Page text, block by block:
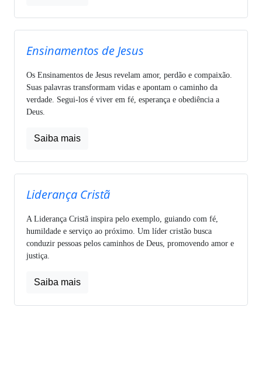
Ensinamentos de Jesus
Os Ensinamentos de Jesus revelam amor, perdão e compaixão.
Suas palavras transformam vidas e apontam o caminho da
verdade. Segui-los é viver em fé, esperança e obediência a
Deus.
Saiba mais
Liderança Cristã
A Liderança Cristã inspira pelo exemplo, guiando com fé,
humildade e serviço ao próximo. Um líder cristão busca
conduzir pessoas pelos caminhos de Deus, promovendo amor e
justiça.
Saiba mais